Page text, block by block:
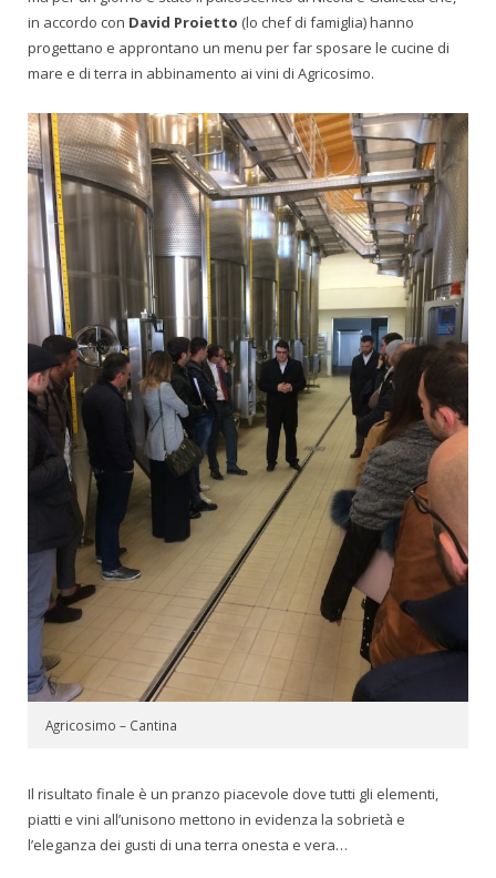
in accordo con David Proietto (lo chef di famiglia) hanno
progettano e approntano un menu per far sposare le cucine di
mare e di terra in abbinamento ai vini di Agricosimo.
Agricosimo – Cantina
Il risultato finale è un pranzo piacevole dove tutti gli elementi,
piatti e vini all’unisono mettono in evidenza la sobrietà e
l’eleganza dei gusti di una terra onesta e vera…